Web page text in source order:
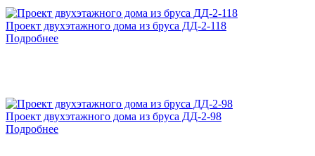
Проект двухэтажного дома из бруса ДД-2-118
Подробнее
Проект двухэтажного дома из бруса ДД-2-98
Подробнее